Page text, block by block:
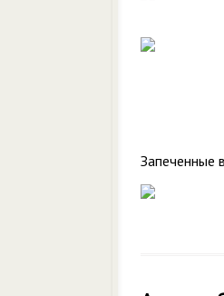
Запеченные